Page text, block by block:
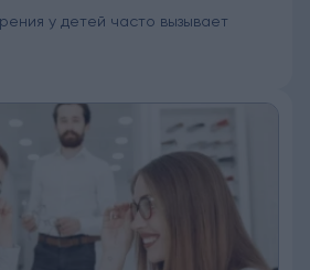
у детей часто вызывает